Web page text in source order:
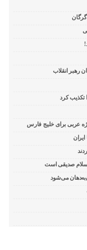
رهبر انقلاب
تکذیب کرد
عربی برای خلیج فارس
صدیقی است
می‌شود